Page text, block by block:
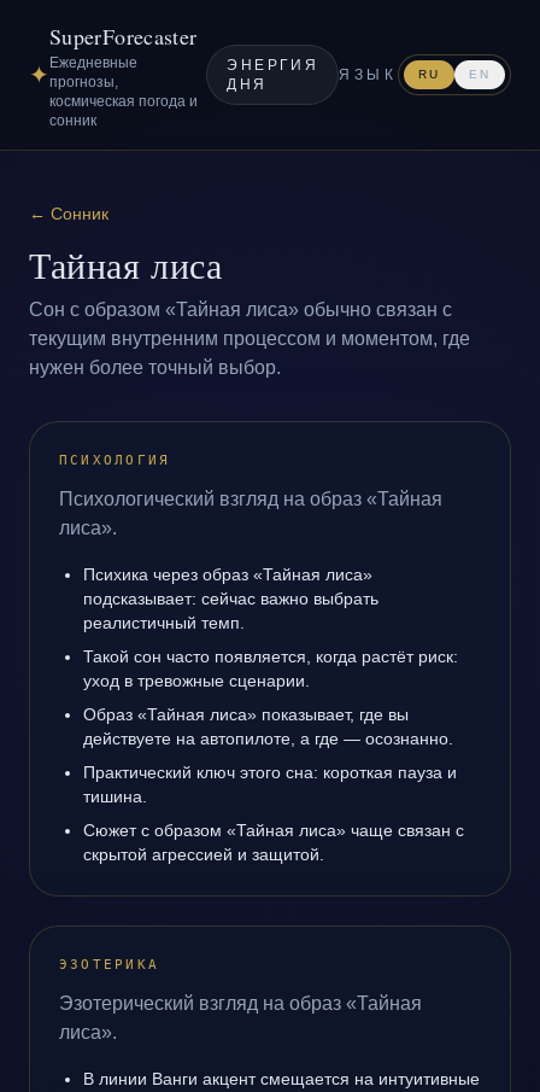
✦
SuperForecaster
Ежедневные
прогнозы,
космическая погода и
сонник
ЭНЕРГИЯ
ДНЯ
ЯЗЫК RU EN
← Сонник
Тайная лиса
Сон с образом «Тайная лиса» обычно связан с
текущим внутренним процессом и моментом, где
нужен более точный выбор.
ПСИХОЛОГИЯ
Психологический взгляд на образ «Тайная
лиса».
Психика через образ «Тайная лиса»
подсказывает: сейчас важно выбрать
реалистичный темп.
Такой сон часто появляется, когда растёт риск:
уход в тревожные сценарии.
Образ «Тайная лиса» показывает, где вы
действуете на автопилоте, а где — осознанно.
Практический ключ этого сна: короткая пауза и
тишина.
Сюжет с образом «Тайная лиса» чаще связан с
скрытой агрессией и защитой.
ЭЗОТЕРИКА
Эзотерический взгляд на образ «Тайная
лиса».
В линии Ванги акцент смещается на интуитивные